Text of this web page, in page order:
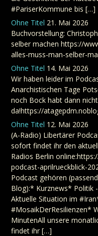
#PariserKommune bis […]
Ohne Titel 21. Mai 2026
Buchvorstellung:
selber machen https://
alles-muss-man-selber-
Ohne Titel 14. Mai 2026
Wir haben leider im
Anarchistischen Tage
noch Bock habt dann
da!https://
Ohne Titel 12. Mai 2026
(A-Radio) Libertärer
sofort findet ihr den
Radios Berlin
podcast-aprilrueckblick-
Podcast gehören
Blog):* Kurznews* Politik
Aktuelle Situation im
#MosaikDerResilienzen*
MinutenAll unsere
findet ihr […]